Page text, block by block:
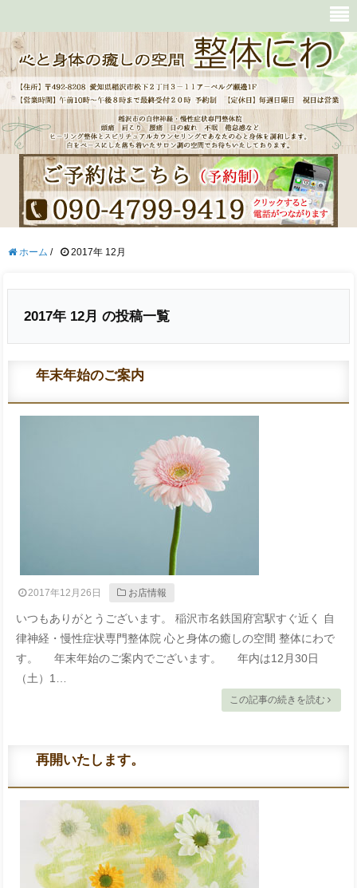
ホーム / 2017年 12月
2017年 12月 の投稿一覧
年末年始のご案内
2017年12月26日 お店情報
いつもありがとうございます。 稲沢市名鉄国府宮駅すぐ近く 自
律神経・慢性症状専門整体院 心と身体の癒しの空間 整体にわで
す。 年末年始のご案内でございます。 年内は12月30日
（土）1…
この記事の続きを読む
再開いたします。